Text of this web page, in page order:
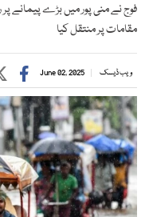
فوج نے منی پور میں بڑے پیمانے
مقامات پر منتقل کیا
ویب ڈیسک June 02, 2025